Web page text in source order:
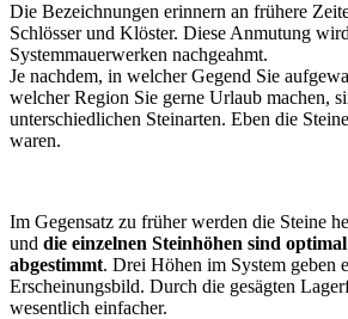
Die Bezeichnungen erinnern an frühere
Schlösser und Klöster. Diese Anmutung
Systemmauerwerken nachgeahmt.
Je nachdem, in welcher Gegend Sie
welcher Region Sie gerne Urlaub machen,
unterschiedlichen Steinarten. Eben die
waren.
Im Gegensatz zu früher werden die Steine
und die einzelnen Steinhöhen sind
abgestimmt. Drei Höhen im System geben
Erscheinungsbild. Durch die gesägten
wesentlich einfacher.